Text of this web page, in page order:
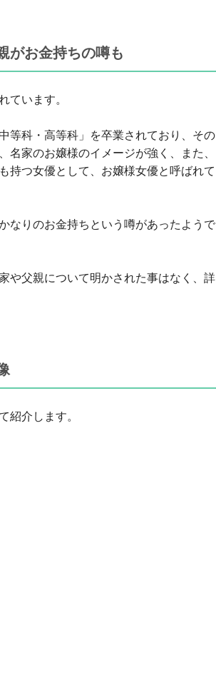
がお金持ちの噂も
ています。
等科・高等科」を卒業されており、その
家のお嬢様のイメージが強く、また、
持つ女優として、お嬢様女優と呼ばれて
なりのお金持ちという噂があったようで
や父親について明かされた事はなく、詳
紹介します。